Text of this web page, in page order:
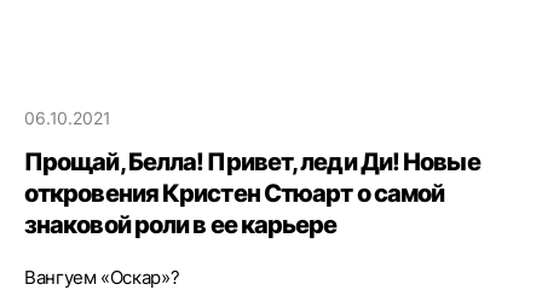
06.10.2021
Прощай, Белла! Привет, леди Ди! Новые
откровения Кристен Стюарт о самой
знаковой роли в ее карьере
Вангуем «Оскар»?